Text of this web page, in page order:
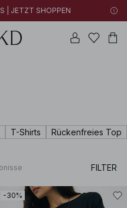
| JETZT SHOPPEN
T-Shirts Rückenfreies Top
FILTER
-30%